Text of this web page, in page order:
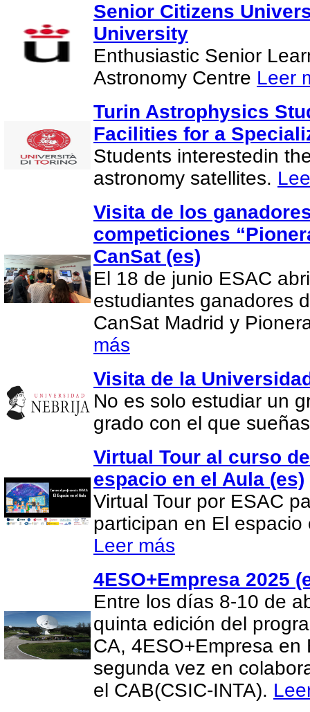
Senior Citizens
University
Enthusiastic Senior
Astronomy Centre Leer
Turin Astrophysics
Facilities for a
Students interestedin
astronomy satellites.
Visita de los
competiciones
CanSat (es)
El 18 de junio ESAC
estudiantes ganadores
CanSat Madrid y
más
Visita de la
No es solo estudiar un
grado con el que
Virtual Tour al curso
espacio en el Aula (es)
Virtual Tour por ESAC
participan en El espacio
Leer más
4ESO+Empresa 2025
Entre los días 8-10 de
quinta edición del
CA, 4ESO+Empresa en
segunda vez en
el CAB(CSIC-INTA).